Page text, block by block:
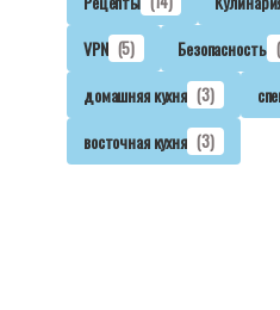
VPN (5) Безопасность
домашняя кухня (3)
восточная кухня (3)